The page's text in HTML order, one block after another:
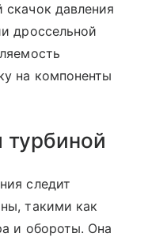
давления
дроссельной
на компоненты
турбиной
следит
такими как
и обороты. Она